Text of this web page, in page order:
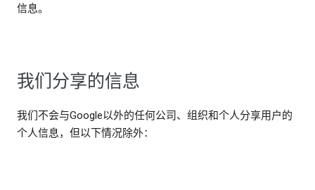
信息。
我们分享的信息
我们不会与Google以外的任何公司、组织和个人分享用户的
个人信息，但以下情况除外：